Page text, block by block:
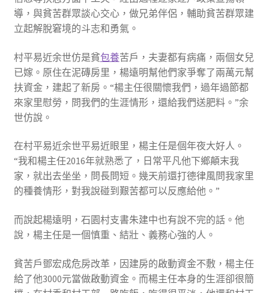
導，與貧苦群眾談心交心，做兄弟伴侶，輔助貧苦群眾建
立起解脫窘境的斗志和勇氣。
村平易近余世仿是貧包養苦戶，夫妻都有病痛，兩個女兒
已嫁。原住在泥磚房里，楊遠明幫他們家爭奪了兩萬元幫
扶資金，建起了新房。“楊主任很關懷我們，過年過節都
來家里慰勞，問我們的生涯情形，還給我們送肥料。”余
世仿說。
在村平易近余世平易近眼里，楊主任是個年夜大好人。
“我和楊主任2016年就熟悉了，日常平凡他下鄉顛末我
家，就出去坐坐，問長問短。幾天前還打德律風問我家里
的種養情形，對我說碰到艱苦都可以反應給他。”
而說起楊遠明，石園村支書朱建中也有說不完的話。他
說，楊主任是一個慎重、結壯、義務心強的人。
貧苦戶鄧宏成危房改革，因建房的啟動資金不敷，楊主任
給了他3000元當做啟動資金。而楊主任本身的生涯卻很簡